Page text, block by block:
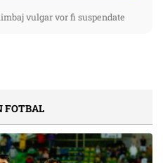
vulgar vor fi suspendate
FOTBAL